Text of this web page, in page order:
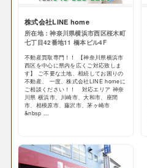
株式会社LINE home
所在地：神奈川県横浜市西区桜木町
七丁目42番地11 橋本ビル4F
不動産買取専門！！ 【神奈川県横浜市
西区を中心に県内を広くご対応致しま
す】 ご不要な土地、相続してお困りの
不動産、 一度、株式会社LINE homeに
ご相談ください！！ 対応エリア 神奈
川県 横浜市、川崎市、大和市、座間
市、相模原市、藤沢市、茅ヶ崎市
&nbsp ...